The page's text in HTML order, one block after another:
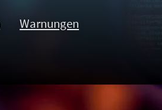
Warnungen